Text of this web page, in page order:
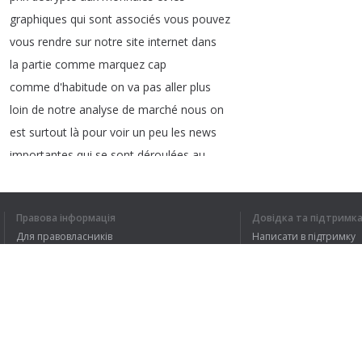
graphiques qui sont associés vous pouvez
vous rendre sur notre site internet dans
la partie comme marquez cap
comme d'habitude on va pas aller plus
loin de notre analyse de marché nous on
est surtout là pour voir un peu les news
importantes qui se sont déroulées au
posté une vidéo d'analyse
mercredi avec bien plus d'informations
Правова інформація
Для правовласників
Довідка та підтримка
Написати в підтримку